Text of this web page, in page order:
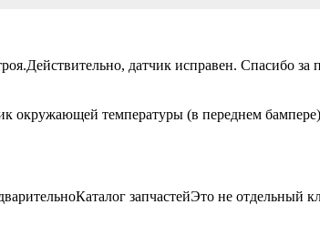
датчик исправен. Спасибо за
температуры (в переднем бампере)
запчастейЭто не отдельный